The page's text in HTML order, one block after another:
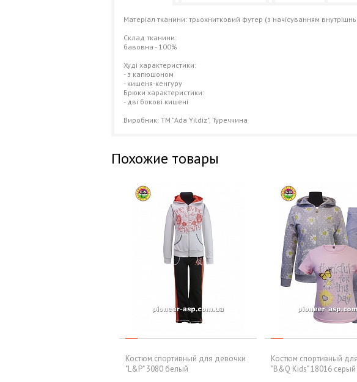
Матеріал тканини: трьохнитковий футер (з начісуванням
Склад тканини:
бавовна - 100%
Худі характеристики:
- з капюшоном
- кишеня-кенгуру
Брюки характеристики:
- дві бокові кишені
Виробник: ТМ "Ada Yildiz", Туреччина
Похожие товары
Костюм спортивный для девочки
"L&P" 3080 белый
Костюм спортивный
"B&Q Kids" 18016 серый